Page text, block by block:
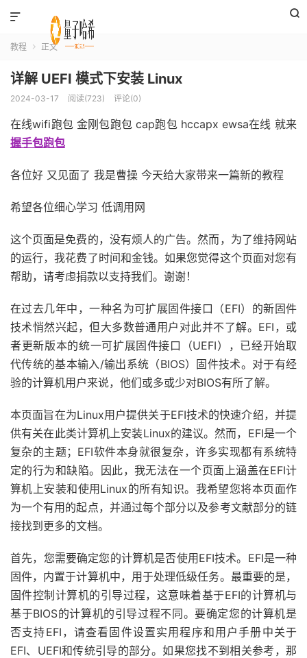


教程  正文
详解 UEFI 模式下安装 Linux
2024-03-17 阅读(723) 评论(0)
在线wifi跑包 金刚包跑包 cap跑包 hccapx ewsa在线 就来
握手包跑包
各位好 又见面了 我是曹操 今天给大家带来一篇新的教程
希望各位细心学习 低调用网
这个页面是免费的，没有烦人的广告。然而，为了维持网站
的运行，我花费了时间和金钱。如果您觉得这个页面对您有
帮助，请考虑捐款以支持我们。谢谢！
在过去几年中，一种名为可扩展固件接口（EFI）的新固件
技术悄然兴起，但大多数普通用户对此并不了解。EFI，或
者更新版本的统一可扩展固件接口（UEFI），已经开始取
代传统的基本输入/输出系统（BIOS）固件技术。对于有经
验的计算机用户来说，他们或多或少对BIOS有所了解。
本页面旨在为Linux用户提供关于EFI技术的快速介绍，并提
供有关在此类计算机上安装Linux的建议。然而，EFI是一个
复杂的主题；EFI软件本身就很复杂，许多实现都有系统特
定的行为和缺陷。因此，我无法在一个页面上涵盖在EFI计
算机上安装和使用Linux的所有知识。我希望您将本页面作
为一个有用的起点，并通过每个部分以及参考文献部分的链
接找到更多的文档。
首先，您需要确定您的计算机是否使用EFI技术。EFI是一种
固件，内置于计算机中，用于处理低级任务。最重要的是，
固件控制计算机的引导过程，这意味着基于EFI的计算机与
基于BIOS的计算机的引导过程不同。要确定您的计算机是
否支持EFI，请查看固件设置实用程序和用户手册中关于
EFI、UEFI和传统引导的部分。如果您找不到相关参考，那